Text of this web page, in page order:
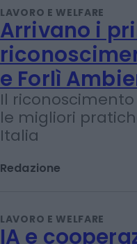
Marco Barbieri
LAVORO E WELFARE
Arrivano i
e Forlì
Il riconoscimento
Redazione